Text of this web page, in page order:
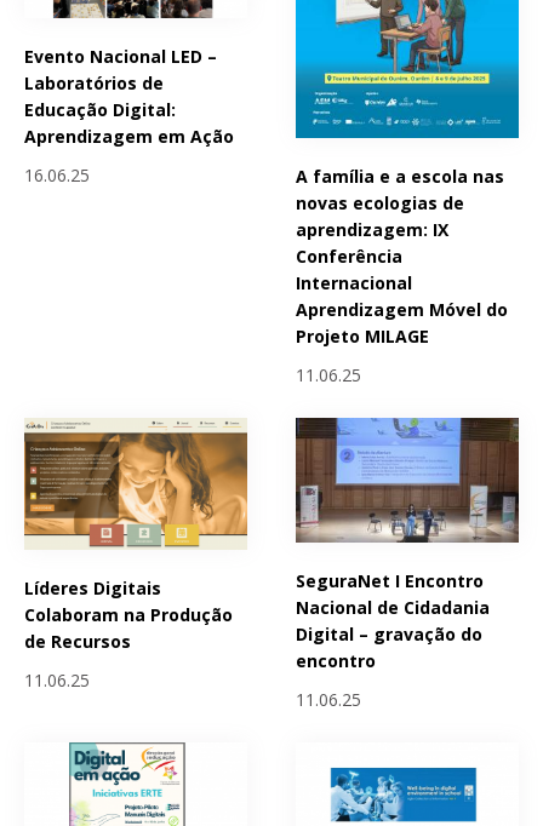
Evento Nacional LED –
Laboratórios de
Educação Digital:
Aprendizagem em Ação
16.06.25
A família e a escola nas
novas ecologias de
aprendizagem: IX
Conferência
Internacional
Aprendizagem Móvel do
Projeto MILAGE
11.06.25
Líderes Digitais
Colaboram na Produção
de Recursos
11.06.25
SeguraNet I Encontro
Nacional de Cidadania
Digital – gravação do
encontro
11.06.25